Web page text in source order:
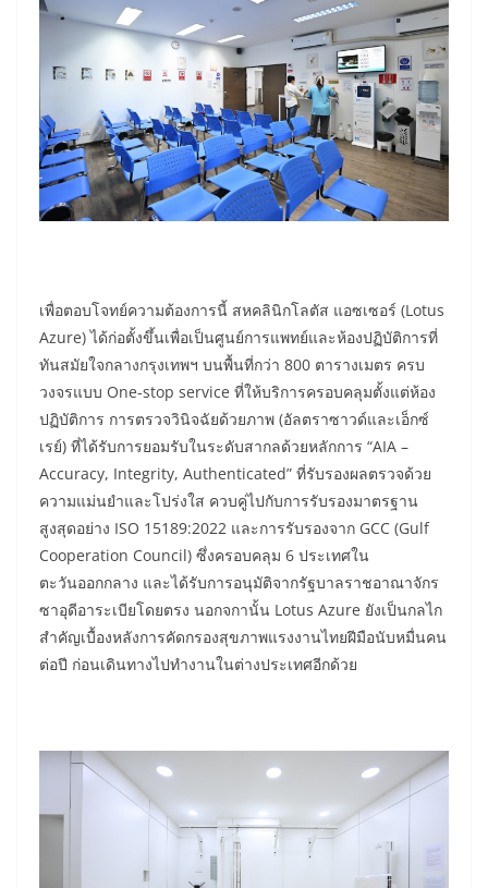
เพื่อตอบโจทย์ความต้องการนี้ สหคลินิกโลตัส แอซเซอร์ (Lotus
Azure) ได้ก่อตั้งขึ้นเพื่อเป็นศูนย์การแพทย์และห้องปฏิบัติการที่
ทันสมัยใจกลางกรุงเทพฯ บนพื้นที่กว่า 800 ตารางเมตร ครบ
วงจรแบบ One-stop service ที่ให้บริการครอบคลุมตั้งแต่ห้อง
ปฏิบัติการ การตรวจวินิจฉัยด้วยภาพ (อัลตราซาวด์และเอ็กซ์
เรย์) ที่ได้รับการยอมรับในระดับสากลด้วยหลักการ “AIA –
Accuracy, Integrity, Authenticated” ที่รับรองผลตรวจด้วย
ความแม่นยำและโปร่งใส ควบคู่ไปกับการรับรองมาตรฐาน
สูงสุดอย่าง ISO 15189:2022 และการรับรองจาก GCC (Gulf
Cooperation Council) ซึ่งครอบคลุม 6 ประเทศใน
ตะวันออกกลาง และได้รับการอนุมัติจากรัฐบาลราชอาณาจักร
ซาอุดีอาระเบียโดยตรง นอกจกานั้น Lotus Azure ยังเป็นกลไก
สำคัญเบื้องหลังการคัดกรองสุขภาพแรงงานไทยฝีมือนับหมื่นคน
ต่อปี ก่อนเดินทางไปทำงานในต่างประเทศอีกด้วย